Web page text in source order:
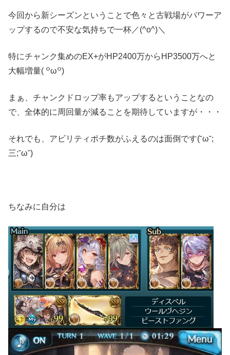
今回から新シーズンということで色々と古戦場がパワーア
ップするので不安な気持ちで一杯／(^o^)＼
特にチャンク集めのEX+がHP2400万からHP3500万へと
大幅増量( ꒪ω꒪)
まぁ、チャンクドロップ率もアップするということなの
で、全体的に周回量が減ることを期待していますが・・・
それでも、アビリティポチ数がふえるのは面倒です(˘ω˘;
三;˘ω˘)
ちなみに自分は